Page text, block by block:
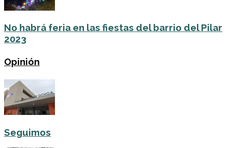
No habrá feria en las fiestas del barrio del Pilar
2023
Opinión
Seguimos